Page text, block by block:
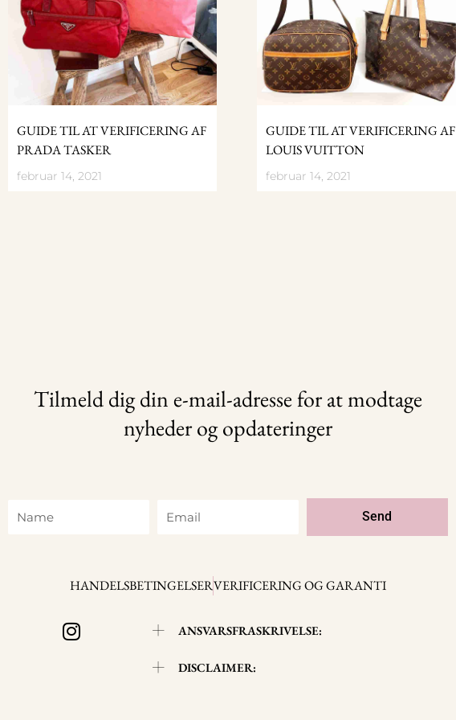
GUIDE TIL AT VERIFICERING AF
PRADA TASKER
februar 14, 2021
GUIDE TIL AT VERIFICERING AF
LOUIS VUITTON
februar 14, 2021
Tilmeld dig din e-mail-adresse for at modtage
nyheder og opdateringer
Send
HANDELSBETINGELSERVERIFICERING OG GARANTI
I
n
ANSVARSFRASKRIVELSE:
DISCLAIMER: